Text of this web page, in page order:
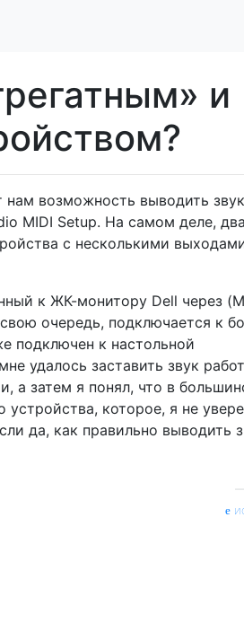
и
возможность выводить
MIDI Setup. На самом деле, два
с несколькими
к ЖК-монитору Dell через
очередь, подключается к
подключен к настольной
удалось заставить звук
а затем я понял, что в
устройства, которое, я не
да, как правильно выводить